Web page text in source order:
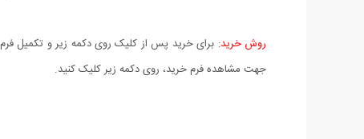
روش خرید: برای خرید پس از کلیک روی دکمه زیر و تکمیل
جهت مشاهده فرم خرید، روی دکمه زیر کلیک کنید.